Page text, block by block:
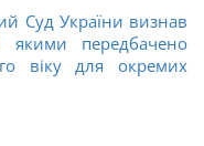
Суд України визнав
якими передбачено
віку для окремих